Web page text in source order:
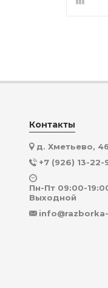
Контакты
д. Хметьево,
+7 (926) 13-22-
Пн-Пт 09:00-
Выходной